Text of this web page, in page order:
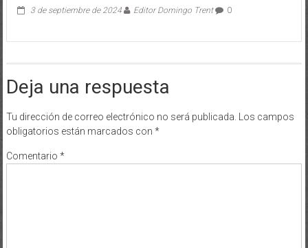
3 de septiembre de 2024 Editor Domingo Trent 0
Deja una respuesta
Tu dirección de correo electrónico no será publicada.
Los campos
obligatorios están marcados con *
Comentario *